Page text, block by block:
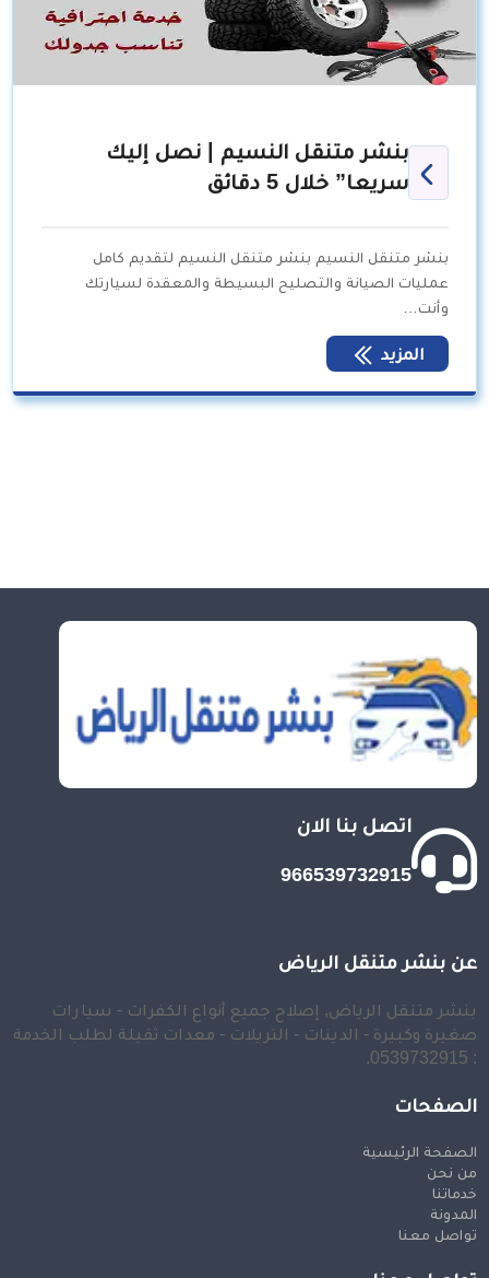
بنشر متنقل النسيم | نصل إليك
سريعا” خلال 5 دقائق
بنشر متنقل النسيم بنشر متنقل النسيم لتقديم كامل
عمليات الصيانة والتصليح البسيطة والمعقدة لسيارتك
وأنت…
المزيد
اتصل بنا الان
966539732915
عن بنشر متنقل الرياض
بنشر متنقل الرياض, إصلاح جميع أنواع الكفرات - سيارات
صغيرة وكبيرة - الدينات - التريلات - معدات ثقيلة لطلب الخدمة
: 0539732915.
الصفحات
الصفحة الرئيسية
من نحن
خدماتنا
المدونة
تواصل معنا